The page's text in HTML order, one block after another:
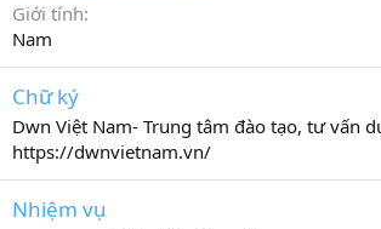
Giới tính
Nam
Chữ ký
Dwn Việt Nam- Trung tâm đào tạo, tư vấn
https://dwnvietnam.vn/
Nhiệm vụ